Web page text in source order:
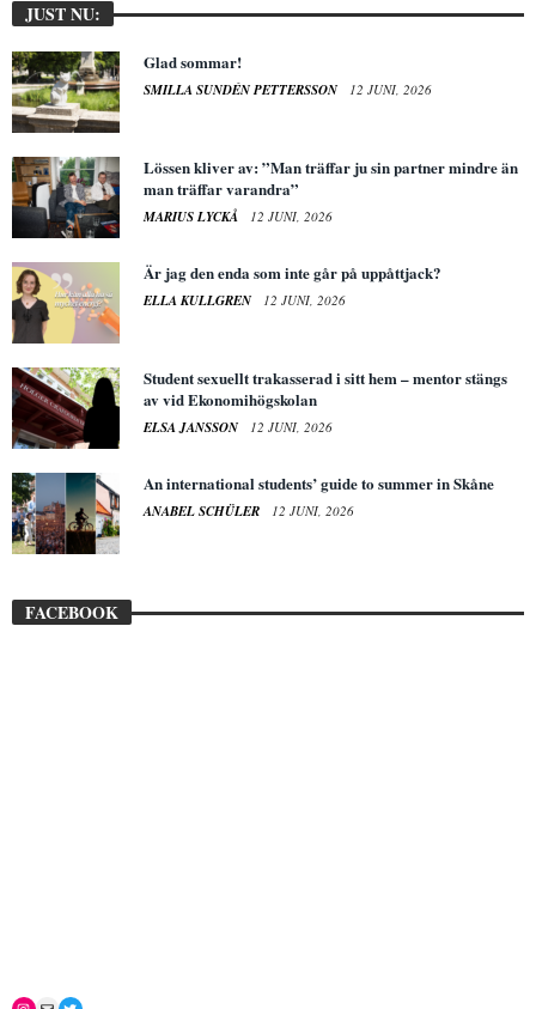
JUST NU:
Glad sommar!
SMILLA SUNDÉN PETTERSSON 12 JUNI, 2026
Lössen kliver av: ”Man träffar ju sin partner mindre än
man träffar varandra”
MARIUS LYCKÅ 12 JUNI, 2026
Är jag den enda som inte går på uppåttjack?
ELLA KULLGREN 12 JUNI, 2026
Student sexuellt trakasserad i sitt hem – mentor stängs
av vid Ekonomihögskolan
ELSA JANSSON 12 JUNI, 2026
An international students’ guide to summer in Skåne
ANABEL SCHÜLER 12 JUNI, 2026
FACEBOOK